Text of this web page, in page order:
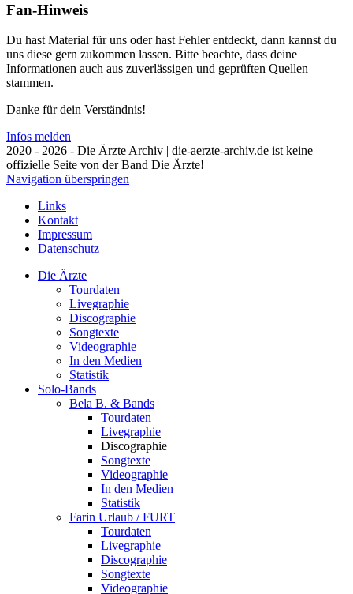
Fan-Hinweis
Du hast Material für uns oder hast Fehler entdeckt, dann kannst du
uns diese gern zukommen lassen. Bitte beachte, dass deine
Informationen auch aus zuverlässigen und geprüften Quellen
stammen.
Danke für dein Verständnis!
Infos melden
2020 - 2026 - Die Ärzte Archiv | die-aerzte-archiv.de ist keine
offizielle Seite von der Band Die Ärzte!
Navigation überspringen
Links
Kontakt
Impressum
Datenschutz
Die Ärzte
Tourdaten
Livegraphie
Discographie
Songtexte
Videographie
In den Medien
Statistik
Solo-Bands
Bela B. & Bands
Tourdaten
Livegraphie
Discographie
Songtexte
Videographie
In den Medien
Statistik
Farin Urlaub / FURT
Tourdaten
Livegraphie
Discographie
Songtexte
Videographie